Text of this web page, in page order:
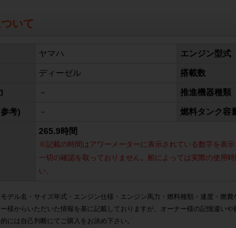
いて
ヤマハ エンジン型式
ディーゼル 搭載数
推進機器種類
考) 燃料タンク容
265.9時間
※記載の時間はアワーメーターに表示されている数字を表
一切の確認を取っておりません。船によっては実際の使用
い。
デル名・サイズ年式・エンジン仕様・エンジン馬力・燃料種類・速度・燃
様からいただいた情報を基に記載しておりますが、オーナー様の記憶違い
には自己判断にてご購入をお決め下さい。